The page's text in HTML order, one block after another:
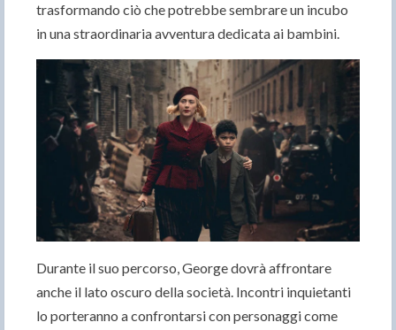
trasformando ciò che potrebbe sembrare un incubo
in una straordinaria avventura dedicata ai bambini.
Durante il suo percorso, George dovrà affrontare
anche il lato oscuro della società. Incontri inquietanti
lo porteranno a confrontarsi con personaggi come